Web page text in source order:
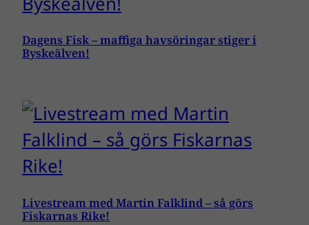
Dagens Fisk – maffiga havsöringar stiger i
Byskeälven!
Livestream med Martin Falklind – så görs
Fiskarnas Rike!